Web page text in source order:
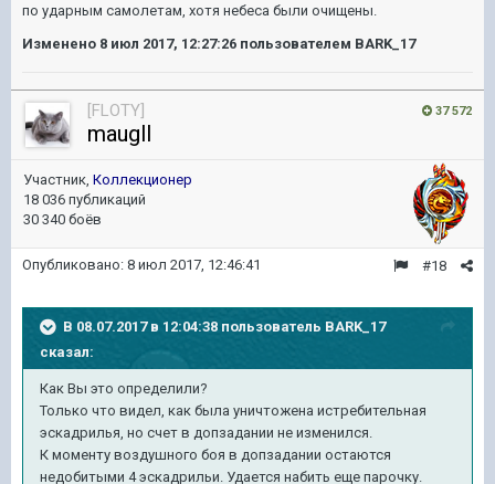
по ударным самолетам, хотя небеса были очищены.
Изменено 8 июл 2017, 12:27:26 пользователем BARK_17
37 572
[FLOTY]
maugll
Участник, Коллекционер
18 036 публикаций
30 340 боёв
#18
Опубликовано: 8 июл 2017, 12:46:41
В 08.07.2017 в 12:04:38 пользователь BARK_17
сказал:
Как Вы это определили?
Только что видел, как была уничтожена истребительная
эскадрилья, но счет в допзадании не изменился.
К моменту воздушного боя в допзадании остаются
недобитыми 4 эскадрильи. Удается набить еще парочку.